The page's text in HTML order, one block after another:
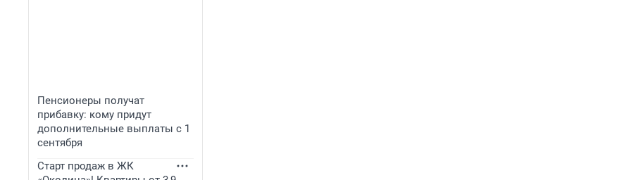
Пенсионеры получат
прибавку: кому придут
дополнительные выплаты с 1
сентября
Старт продаж в ЖК